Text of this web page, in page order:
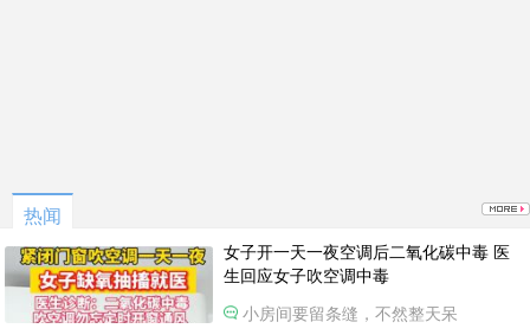
热闻
女子开一天一夜空调后二氧化碳中毒 医
生回应女子吹空调中毒
小房间要留条缝，不然整天呆